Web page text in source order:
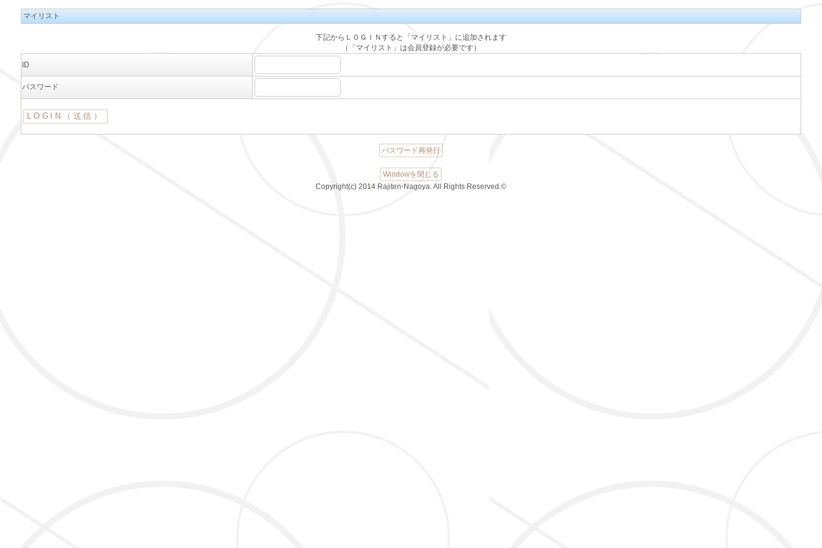
マイリスト
下記からＬＯＧＩＮすると「マイリスト」に追加されます
（「マイリスト」は会員登録が必要です）
ID
パスワード
パスワード再発行
Windowを閉じる
Copyright(c) 2014 Rajiten-Nagoya. All Rights Reserved.©